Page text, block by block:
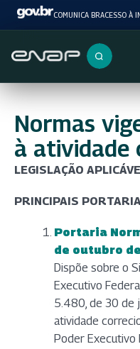
COMUNICA BRACESSO À
Buscar
Normas
à atividade
LEGISLAÇÃO
PRINCIPAIS
Portaria
de outubro
(abre em
Dispõe sobre o
Executivo
5.480, de 30 de
atividade
Poder Executivo